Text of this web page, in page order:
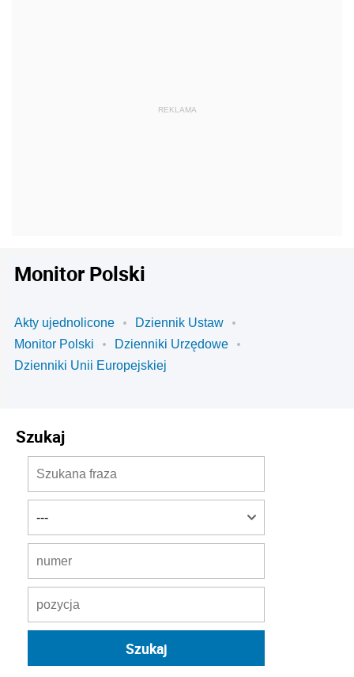
Monitor Polski
Akty ujednolicone
Dziennik Ustaw
Monitor Polski
Dzienniki Urzędowe
Dzienniki Unii Europejskiej
Szukaj